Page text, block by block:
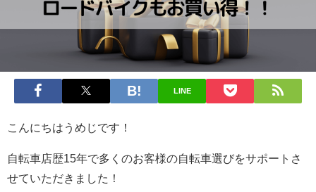
LINE
こんにちはうめじです！
自転車店歴15年で多くのお客様の自転車選びをサポートさ
せていただきました！